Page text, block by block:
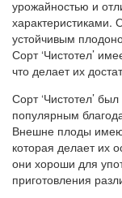
урожайностью и
характеристиками.
устойчивым
Сорт ‘Чистотел’
что делает их
Сорт ‘Чистотел’
популярным
Внешне плоды
которая делает их
они хороши для
приготовления